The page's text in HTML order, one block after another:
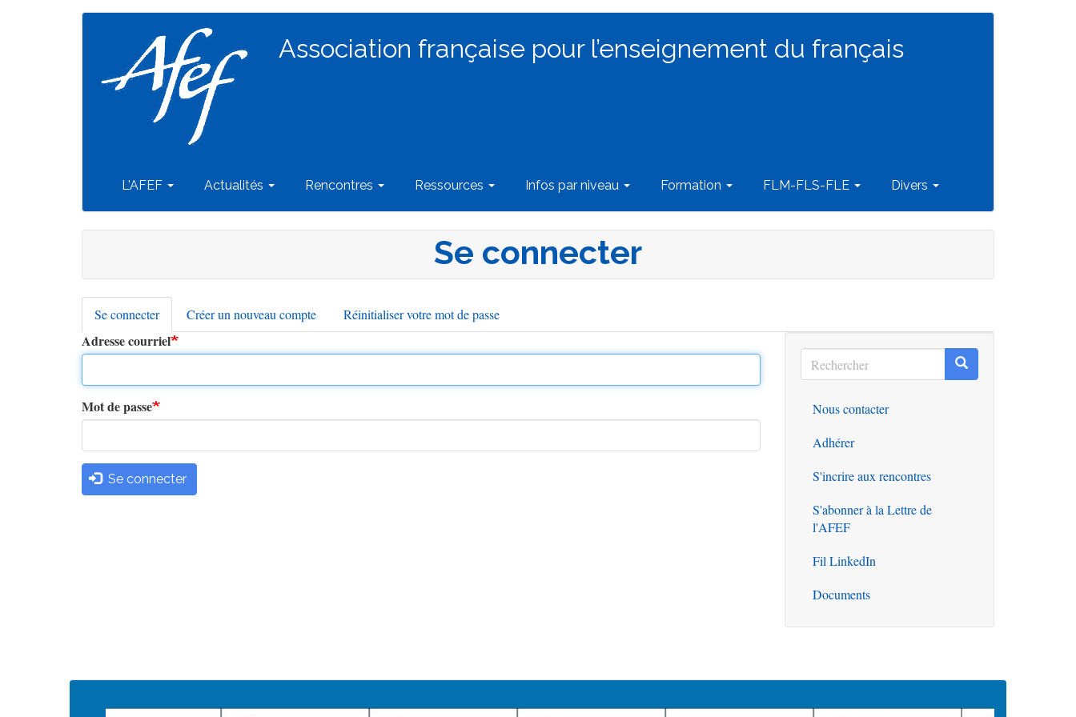
Association française pour l’enseignement du français
Navigation
principale
L'AFEF Actualités Rencontres Ressources Infos par niveau Formation FLM-FLS-FLE Divers
Se connecter
Onglets
principaux
Se connecter(onglet
actif)
Créer un nouveau compte Réinitialiser votre mot de passe
Adresse courriel
Mot de passe
Se connecter
Rechercher
Rechercher Rechercher
Outils
Nous contacter
Adhérer
S'incrire aux rencontres
S'abonner à la Lettre de
l'AFEF
Fil LinkedIn
Documents